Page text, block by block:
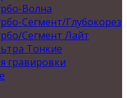
Волна
Сегмент/Глубокорез
Сегмент Лайт
Тонкие
гравировки